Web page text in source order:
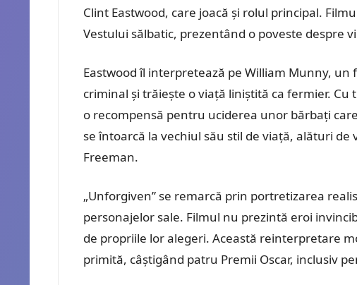
Clint Eastwood, care joacă și rolul principal.
Vestului sălbatic, prezentând o poveste despre
Eastwood îl interpretează pe William Munny, un
criminal și trăiește o viață liniștită ca fermier.
o recompensă pentru uciderea unor bărbați
se întoarcă la vechiul său stil de viață, alături
Freeman.
„Unforgiven” se remarcă prin portretizarea
personajelor sale. Filmul nu prezintă eroi
de propriile lor alegeri. Această reinterpretare
primită, câștigând patru Premii Oscar, inclusiv